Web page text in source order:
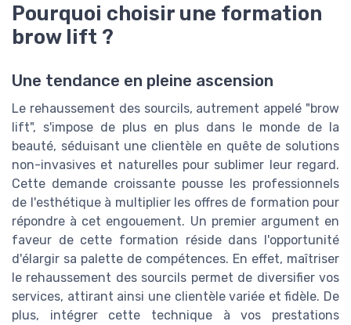
Pourquoi choisir une formation
brow lift ?
Une tendance en pleine ascension
Le rehaussement des sourcils, autrement appelé "brow
lift", s'impose de plus en plus dans le monde de la
beauté, séduisant une clientèle en quête de solutions
non-invasives et naturelles pour sublimer leur regard.
Cette demande croissante pousse les professionnels
de l'esthétique à multiplier les offres de formation pour
répondre à cet engouement. Un premier argument en
faveur de cette formation réside dans l'opportunité
d'élargir sa palette de compétences. En effet, maîtriser
le rehaussement des sourcils permet de diversifier vos
services, attirant ainsi une clientèle variée et fidèle. De
plus, intégrer cette technique à vos prestations